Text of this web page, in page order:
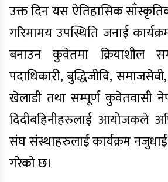
उक्त दिन यस ऐतिहासिक
गरिमामय उपस्थिति जनाई
बनाउन कुवेतमा क्रियाशील
पदाधिकारी, बुद्धिजीवि,
खेलाडी तथा सम्पूर्ण कुवेतवासी
दिदीबहिनीहरुलाई आयोजकले
संघ संस्थाहरुलाई कार्यक्रम
गरेको छ।